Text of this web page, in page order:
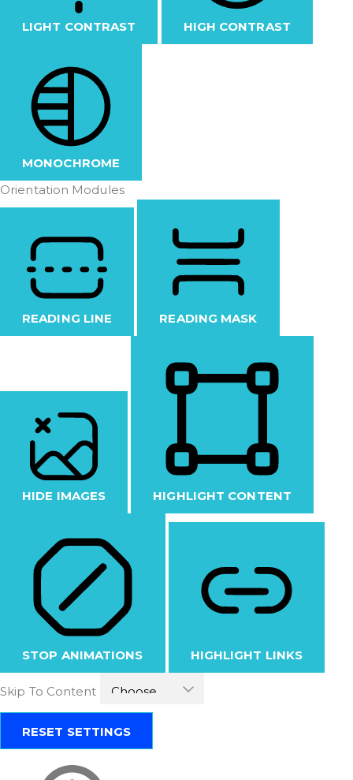
LIGHT CONTRAST HIGH CONTRAST
MONOCHROME
Orientation Modules
READING LINE READING MASK
HIDE IMAGES HIGHLIGHT CONTENT
STOP ANIMATIONS HIGHLIGHT LINKS
Skip To Content
RESET SETTINGS